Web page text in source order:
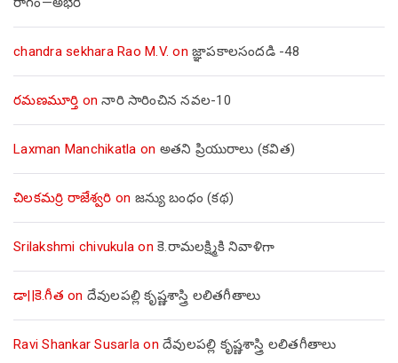
chandra sekhara Rao M.V. on జ్ఞాపకాలసందడి -48
రమణమూర్తి onనారి సారించిన నవల-10
Laxman Manchikatla on అతని ప్రియురాలు (కవిత)
చిలకమర్రి రాజేశ్వరి on జన్యు బంధం (కథ)
Srilakshmi chivukula on కె.రామలక్ష్మికి నివాళిగా
డా||కె.గీత on దేవులపల్లి కృష్ణశాస్త్రి లలితగీతాలు
Ravi Shankar Susarla on దేవులపల్లి కృష్ణశాస్త్రి లలితగీతాలు